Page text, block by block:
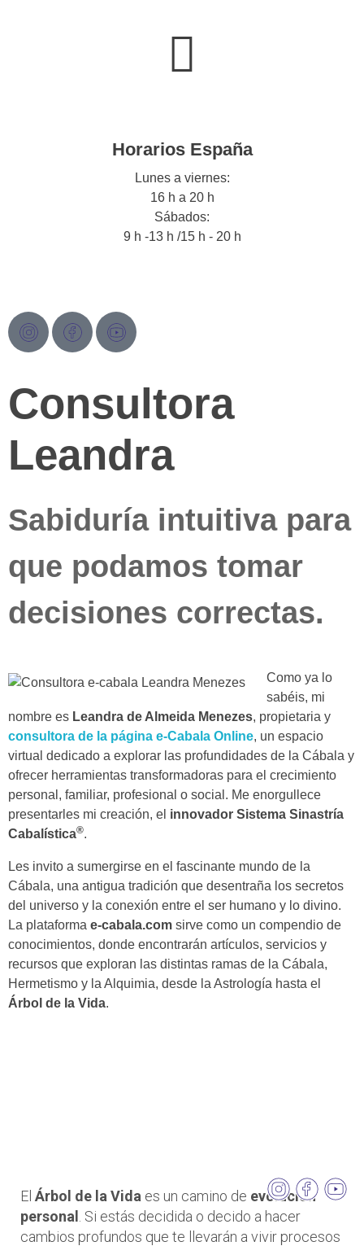
Horarios España
Lunes a viernes:
16 h a 20 h
Sábados:
9 h -13 h /15 h - 20 h
Consultora
Leandra
Sabiduría intuitiva para
que podamos tomar
decisiones correctas.
Como ya lo
sabéis, mi
nombre es Leandra de Almeida Menezes, propietaria y
consultora de la página e-Cabala Online, un espacio
virtual dedicado a explorar las profundidades de la Cábala y
ofrecer herramientas transformadoras para el crecimiento
personal, familiar, profesional o social. Me enorgullece
presentarles mi creación, el innovador Sistema Sinastría
Cabalística®.
Les invito a sumergirse en el fascinante mundo de la
Cábala, una antigua tradición que desentraña los secretos
del universo y la conexión entre el ser humano y lo divino.
La plataforma e-cabala.com sirve como un compendio de
conocimientos, donde encontrarán artículos, servicios y
recursos que exploran las distintas ramas de la Cábala,
Hermetismo y la Alquimia, desde la Astrología hasta el
Árbol de la Vida.
El Árbol de la Vida es un camino de evolución
personal
. Si estás decidida o decido a hacer
cambios profundos que te llevarán a vivir procesos